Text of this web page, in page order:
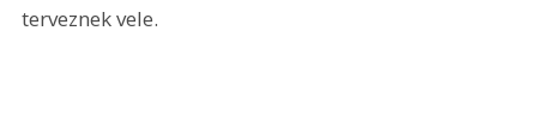
terveznek vele.